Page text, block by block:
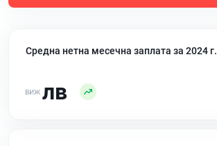
Средна нетна месечна заплата за 2024 г.
лв